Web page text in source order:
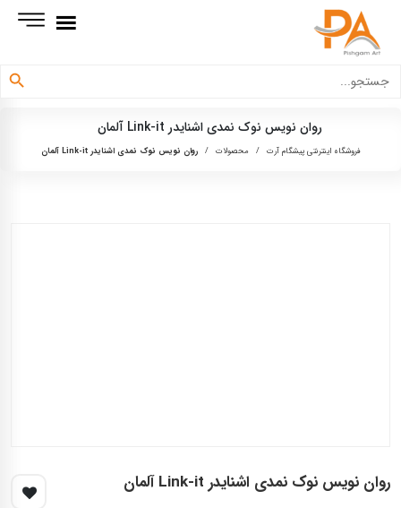
برای:
دکمه جستجو
روان نويس نوک نمدی اشنايدر Link-it آلمان
فروشگاه اینترنتی پیشگام آرت / محصولات / روان نويس نوک نمدی اشنايدر Link-it آلمان
روان نويس نوک نمدی اشنايدر Link-it آلمان